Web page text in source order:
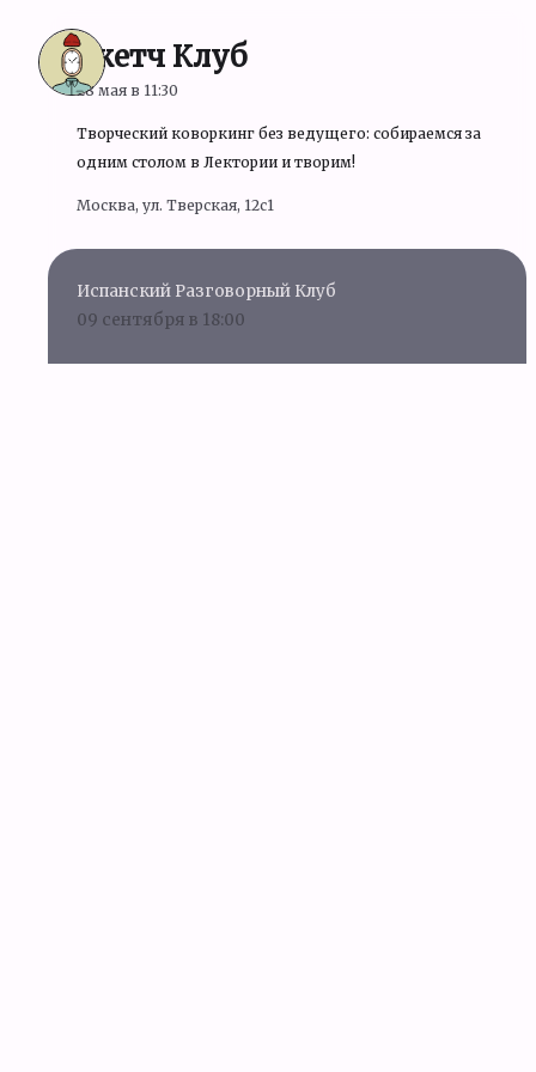
Скетч Клуб
28 мая в 11:30
Творческий коворкинг без ведущего: собираемся за
одним столом в Лектории и творим!
Москва, ул. Тверская, 12с1
Испанский Разговорный Клуб
09 сентября в 18:00